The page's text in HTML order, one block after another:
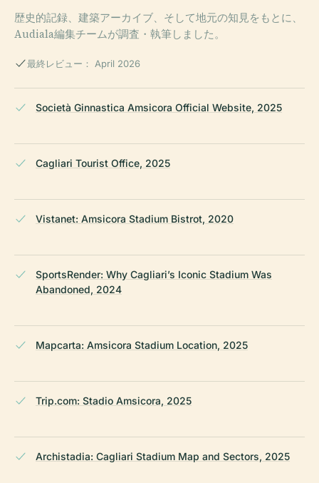
歴史的記録、建築アーカイブ、そして地元の知見をもとに、
Audiala編集チームが調査・執筆しました。
最終レビュー： April 2026
Società Ginnastica Amsicora Official Website, 2025
Cagliari Tourist Office, 2025
Vistanet: Amsicora Stadium Bistrot, 2020
SportsRender: Why Cagliari’s Iconic Stadium Was
Abandoned, 2024
Mapcarta: Amsicora Stadium Location, 2025
Trip.com: Stadio Amsicora, 2025
Archistadia: Cagliari Stadium Map and Sectors, 2025